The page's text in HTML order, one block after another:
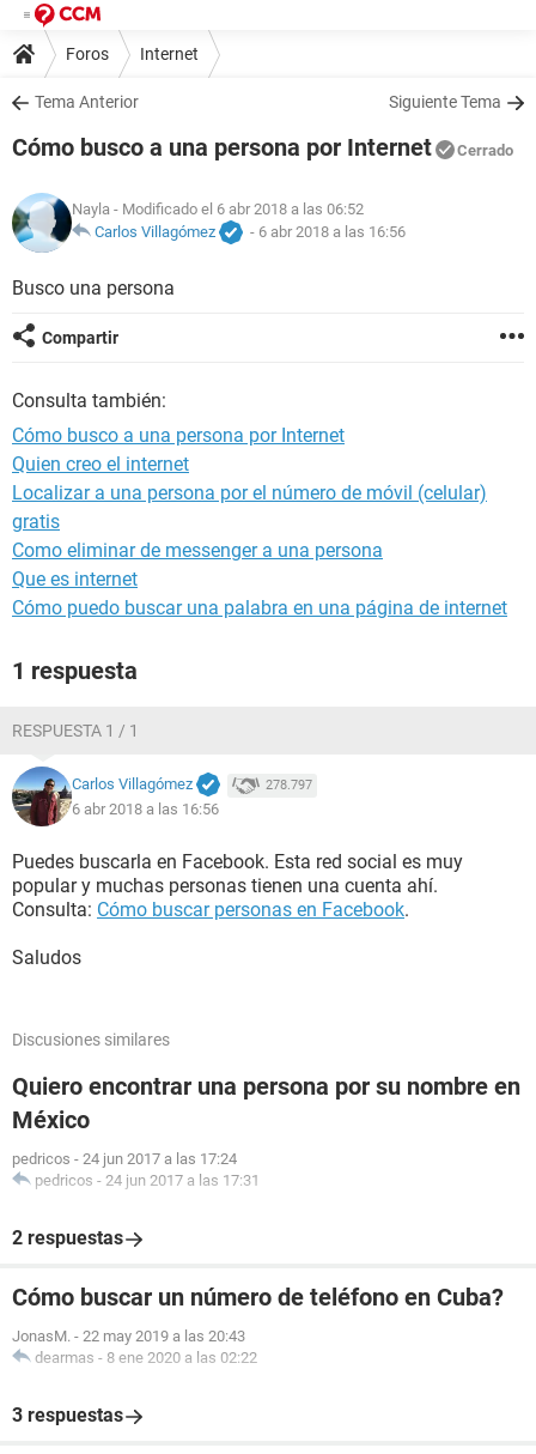
Foros Internet
Tema Anterior Siguiente Tema
Cómo busco a una persona por Internet Cerrado
Nayla - Modificado el 6 abr 2018 a las 06:52
Carlos Villagómez
- 6 abr 2018 a las 16:56
Busco una persona
Compartir
Consulta también:
Cómo busco a una persona por Internet
Quien creo el internet
Localizar a una persona por el número de móvil (celular)
gratis
Como eliminar de messenger a una persona
Que es internet
Cómo puedo buscar una palabra en una página de internet
1 respuesta
RESPUESTA 1 / 1
Carlos Villagómez 278.797
6 abr 2018 a las 16:56
Puedes buscarla en Facebook. Esta red social es muy
popular y muchas personas tienen una cuenta ahí.
Consulta: Cómo buscar personas en Facebook.
Saludos
Discusiones similares
Quiero encontrar una persona por su nombre en
México
pedricos - 24 jun 2017 a las 17:24
pedricos - 24 jun 2017 a las 17:31
2 respuestas
Cómo buscar un número de teléfono en Cuba?
JonasM. - 22 may 2019 a las 20:43
dearmas - 8 ene 2020 a las 02:22
3 respuestas